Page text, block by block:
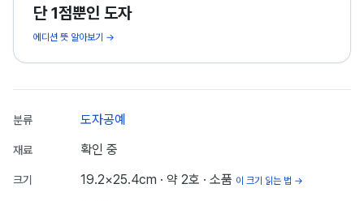
단 1점뿐인 도자
에디션 뜻 알아보기 →
분류 도자공예
재료 확인 중
크기 19.2×25.4cm · 약 2호 · 소품 이 크기 읽는 법 →